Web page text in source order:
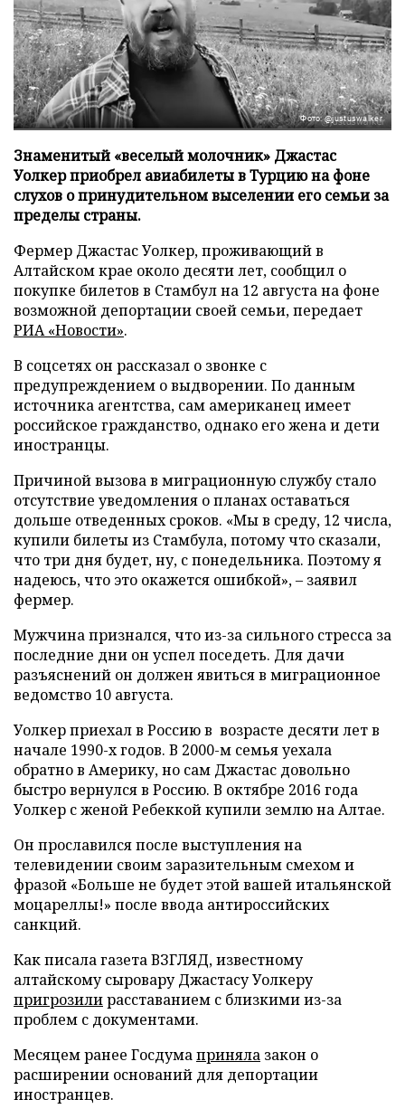
Фото: @justuswalker
Знаменитый «веселый молочник» Джастас
Уолкер приобрел авиабилеты в Турцию на фоне
слухов о принудительном выселении его семьи за
пределы страны.
Фермер Джастас Уолкер, проживающий в
Алтайском крае около десяти лет, сообщил о
покупке билетов в Стамбул на 12 августа на фоне
возможной депортации своей семьи, передает
РИА «Новости».
В соцсетях он рассказал о звонке с
предупреждением о выдворении. По данным
источника агентства, сам американец имеет
российское гражданство, однако его жена и дети
иностранцы.
Причиной вызова в миграционную службу стало
отсутствие уведомления о планах оставаться
дольше отведенных сроков. «Мы в среду, 12 числа,
купили билеты из Стамбула, потому что сказали,
что три дня будет, ну, с понедельника. Поэтому я
надеюсь, что это окажется ошибкой», – заявил
фермер.
Мужчина признался, что из-за сильного стресса за
последние дни он успел поседеть. Для дачи
разъяснений он должен явиться в миграционное
ведомство 10 августа.
Уолкер приехал в Россию в возрасте десяти лет в
начале 1990-х годов. В 2000-м семья уехала
обратно в Америку, но сам Джастас довольно
быстро вернулся в Россию. В октябре 2016 года
Уолкер с женой Ребеккой купили землю на Алтае.
Он прославился после выступления на
телевидении своим заразительным смехом и
фразой «Больше не будет этой вашей итальянской
моцареллы!» после ввода антироссийских
санкций.
Как писала газета ВЗГЛЯД, известному
алтайскому сыровару Джастасу Уолкеру
пригрозилирасставанием с близкими из-за
проблем с документами.
Месяцем ранее Госдумаприняла закон о
расширении оснований для депортации
иностранцев.